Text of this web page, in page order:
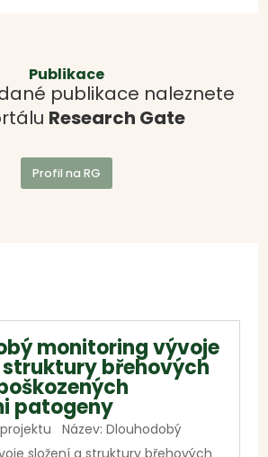
Publikace
publikace naleznete
Research Gate
Profil na RG
monitoring vývoje
struktury břehových
patogeny
Název: Dlouhodobý
složení a struktury břehových